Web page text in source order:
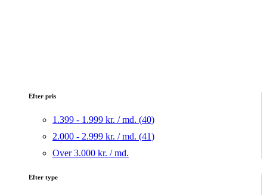
Efter pris
1.399 - 1.999 kr. / md. (40)
2.000 - 2.999 kr. / md. (41)
Over 3.000 kr. / md.
Efter type